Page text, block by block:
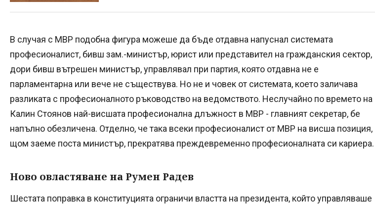
В случая с МВР подобна фигура можеше да бъде отдавна напуснал системата
професионалист, бивш зам.-министър, юрист или представител на гражданския сектор,
дори бивш вътрешен министър, управлявал при партия, която отдавна не е
парламентарна или вече не съществува. Но не и човек от системата, което заличава
разликата с професионалното ръководство на ведомството. Неслучайно по времето на
Калин Стоянов най-висшата професионална длъжност в МВР - главният секретар, бе
напълно обезличена. Отделно, че така всеки професионалист от МВР на висша позиция,
щом заеме поста министър, прекратява преждевременно професионалната си кариера.
Ново овластяване на Румен Радев
Шестата поправка в конституцията ограничи властта на президента, който управляваше